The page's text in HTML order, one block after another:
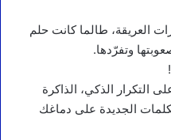
العريقة، طالما كانت حلم
وتفرّدها.
التكرار الذكي، الذاكرة
الجديدة على دماغك